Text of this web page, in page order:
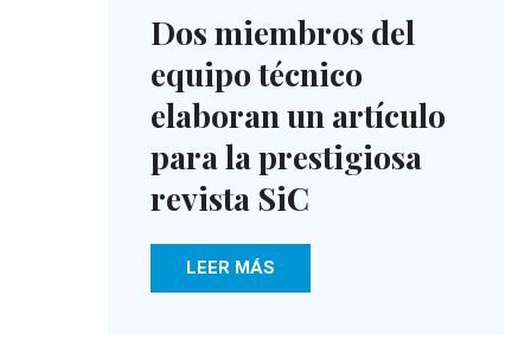
Dos miembros del
equipo técnico
elaboran un artículo
para la prestigiosa
revista SiC
LEER MÁS